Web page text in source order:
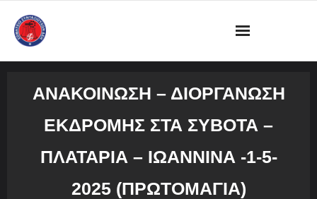
ΕΓΓΡΑΦΑ
ΑΝΑΚΟΙΝΩΣΗ – ΔΙΟΡΓΑΝΩΣΗ
ΕΚΔΡΟΜΗΣ ΣΤΑ ΣΥΒΟΤΑ –
ΠΛΑΤΑΡΙΑ – ΙΩΑΝΝΙΝΑ -1-5-
2025 (ΠΡΩΤΟΜΑΓΙΆ)